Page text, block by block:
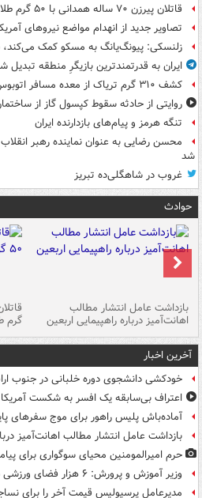
قاتلان پیرزن ۷۰ ساله همدانی با ۵۰ گرم طلا دستگیر شدند
تصاویر جدید از انهدام مواضع نیروهای
زلنسکی: پیونگ‌یانگ به مسکو کمک می‌کند،
ایران به قدرتمندترین بازیگرِ منطقه تبدیل
کشف ۳۱۰ گرم تریاک از معده مسافر اتوبوس در قاینات
روایتی از حادثه سقوط کپسول گاز از
تنگه هرمز و پیام‌های بازدارنده ایران
محسن رضایی به عنوان نماینده رهبر
شد
غروب در شاهگلی‌ده تبریز
حوادث
بازداشت عامل انتشار مطالب
اهانت‌آمیز درباره راهپیمایی اربعین گرم
آخرین اخبار
خودکشی دانشجوی دوره خلبانی در جنوب
اعتراف بی‌سابقه یک افسر به شکست آمریکا
آماده‌باش پلیس راهور برای موج سفرهای
بازداشت عامل انتشار مطالب اهانت‌آمیز
حرم امیرالمومنین محیای سوگواری برای
وزیر آموزش و پرورش: ۶ هزار فضای ورزشی در مدارس ایجاد شد
مدیرعامل پرسپولیس قیمت آخر را برای